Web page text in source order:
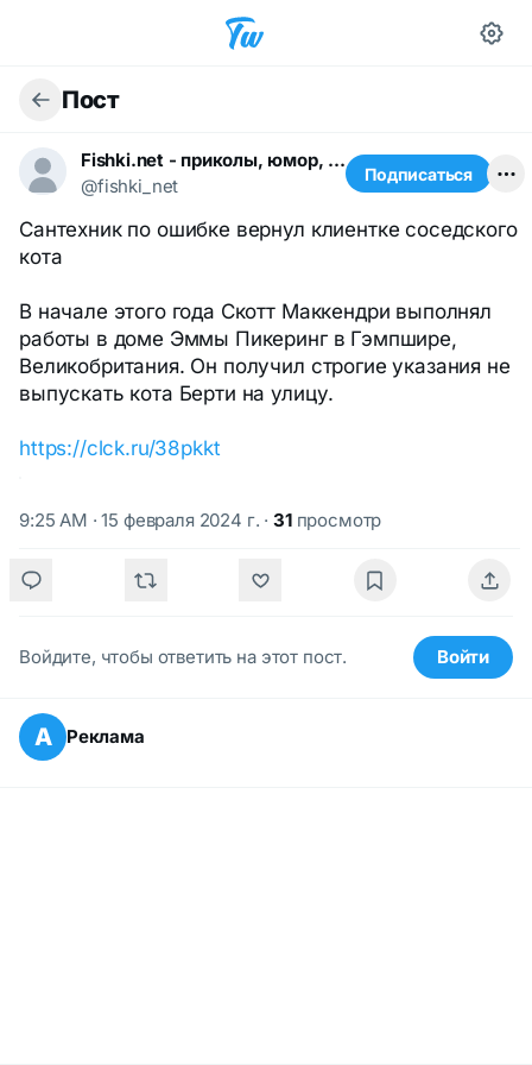
Пост
Fishki.net - приколы, юмор, шутки
@fishki_net
Подписаться
Сантехник по ошибке вернул клиентке соседского
кота
В начале этого года Скотт Маккендри выполнял
работы в доме Эммы Пикеринг в Гэмпшире,
Великобритания. Он получил строгие указания не
выпускать кота Берти на улицу.
https://clck.ru/38pkkt
9:25 AM · 15 февраля 2024 г. ·31просмотр
Войдите, чтобы ответить на этот пост. Войти
А Реклама